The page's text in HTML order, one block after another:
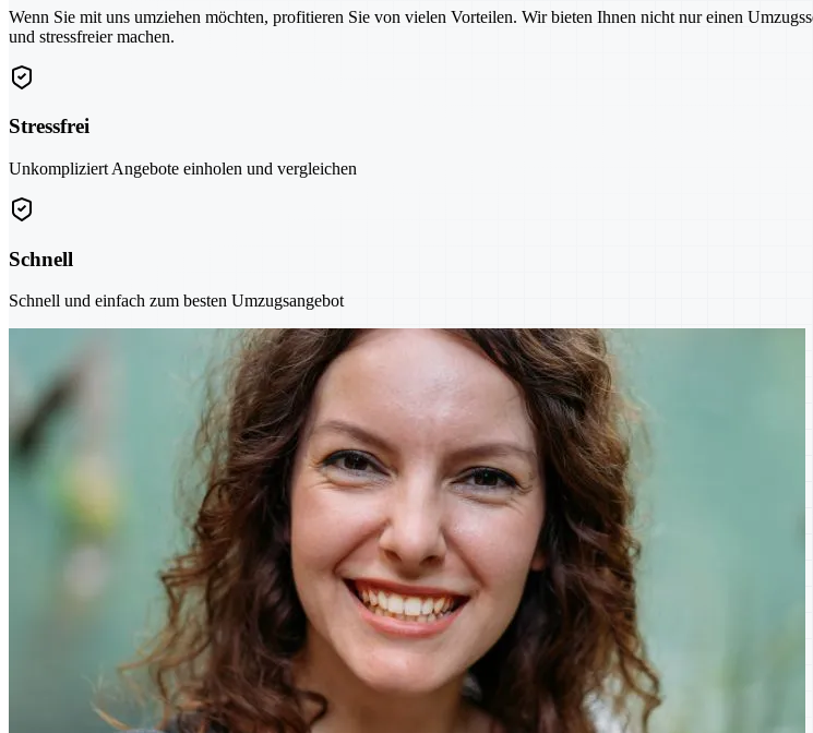
Wenn Sie mit uns umziehen möchten, profitieren Sie von vielen Vorteilen. Wir bieten Ihnen nicht nur einen
und stressfreier machen.
Stressfrei
Unkompliziert Angebote einholen und vergleichen
Schnell
Schnell und einfach zum besten Umzugsangebot